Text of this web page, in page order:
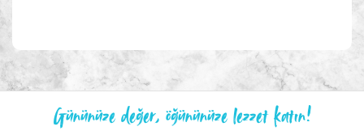
Gününüze değer, öğününüze lezzet katın!